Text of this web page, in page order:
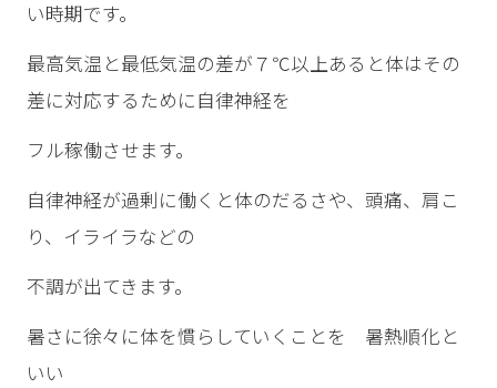
い時期です。
最高気温と最低気温の差が７℃以上あると体はその
差に対応するために自律神経を
フル稼働させます。
自律神経が過剰に働くと体のだるさや、頭痛、肩こ
り、イライラなどの
不調が出てきます。
暑さに徐々に体を慣らしていくことを 暑熱順化と
いい